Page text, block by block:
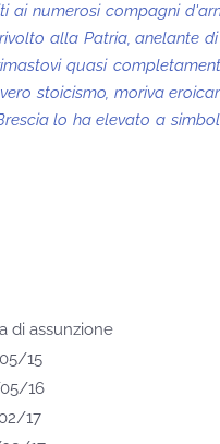
ai numerosi compagni
alla Patria,
quasi
stoicismo, moriva
lo ha elevato a
di assunzione
15
16
17